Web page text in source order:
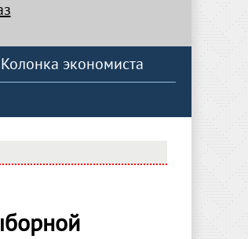
Колонка экономиста